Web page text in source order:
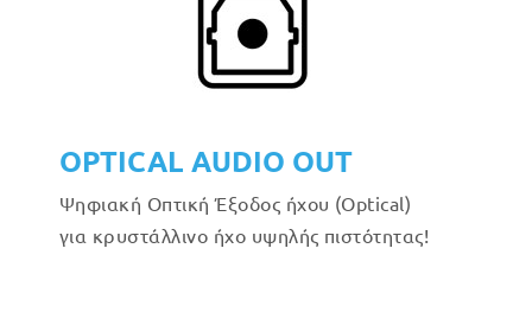
OPTICAL AUDIO OUT
Ψηφιακή Οπτική Έξοδος ήχου (Optical)
για κρυστάλλινο ήχο υψηλής πιστότητας!